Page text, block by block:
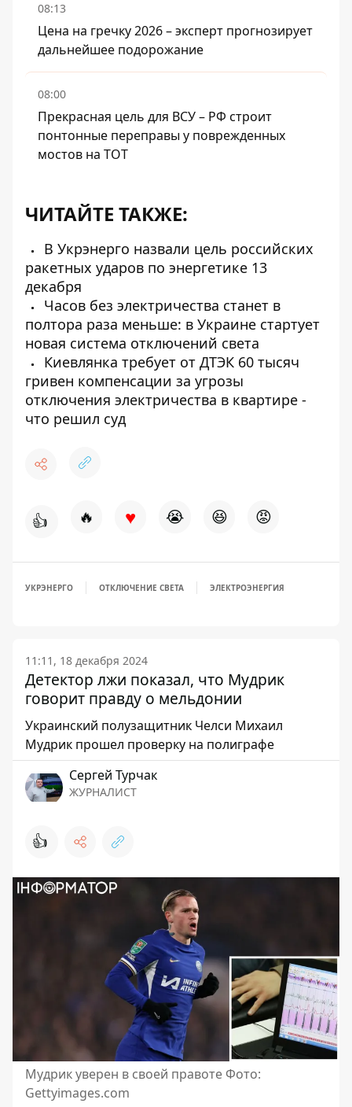
08:13
Цена на гречку 2026 – эксперт прогнозирует
дальнейшее подорожание
08:00
Прекрасная цель для ВСУ – РФ строит
понтонные переправы у поврежденных
мостов на ТОТ
ЧИТАЙТЕ ТАКЖЕ:
В Укрэнерго назвали цель российских
ракетных ударов по энергетике 13
декабря
Часов без электричества станет в
полтора раза меньше: в Украине стартует
новая система отключений света
Киевлянка требует от ДТЭК 60 тысяч
гривен компенсации за угрозы
отключения электричества в квартире -
что решил суд
👍 🔥 ♥ 😭 😆 😡
УКРЭНЕРГО ОТКЛЮЧЕНИЕ СВЕТА ЭЛЕКТРОЭНЕРГИЯ
11:11, 18 декабря 2024
Детектор лжи показал, что Мудрик
говорит правду о мельдонии
Украинский полузащитник Челси Михаил
Мудрик прошел проверку на полиграфе
Сергей Турчак
ЖУРНАЛИСТ
👍
Мудрик уверен в своей правоте Фото:
Gettyimages.com